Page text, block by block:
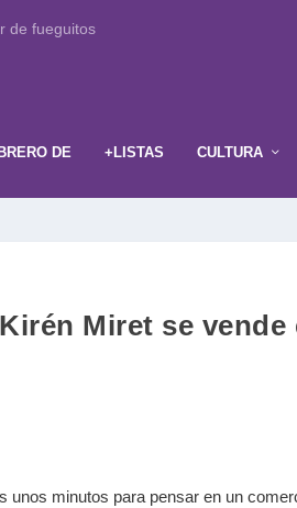
de fueguitos
DE +LISTAS CULTURA
Kirén Miret se
unos minutos para pensar en un